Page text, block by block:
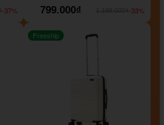
-37%
799.000₫
-33%
Freeship